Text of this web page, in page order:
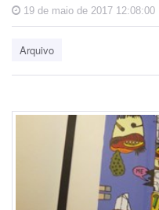
19 de maio de 2017 12:08:00
Arquivo